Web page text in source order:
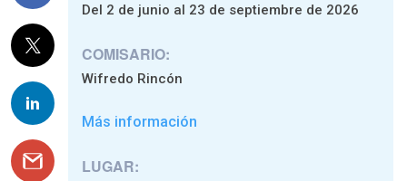
Del 2 de junio al 23 de septiembre de 2026
COMISARIO:
Wifredo Rincón
Más información
LUGAR: